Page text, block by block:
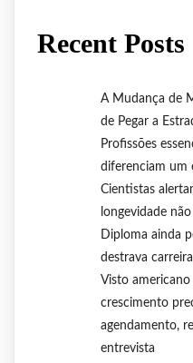
Recent Posts
A Mudança de
de Pegar a
Profissões
diferenciam um
Cientistas
longevidade
Diploma ainda
destrava
Visto
crescimento
agendamento,
entrevista